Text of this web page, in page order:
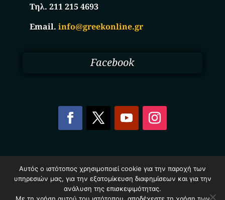
Τηλ. 211 215 4693
Email.info@greekonline.gr
Facebook
Επιχειρήσεων Ελλάδας – Greekonline.gr. All Rights
Reserved.
Όροι & Προυποθέσεις–Προστασία Προσωπικών
Αυτός ο ιστότοπος χρησιμοποιεί cookie για την παροχή των
υπηρεσιών μας, για την εξατομίκευση διαφημίσεων και για την
ανάλυση της επισκεψιμότητας.